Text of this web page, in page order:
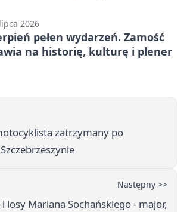
2026
pełen wydarzeń. Zamość
na historię, kulturę i plener
zatrzymany po
Następny >>
losy Mariana Sochańskiego - major,